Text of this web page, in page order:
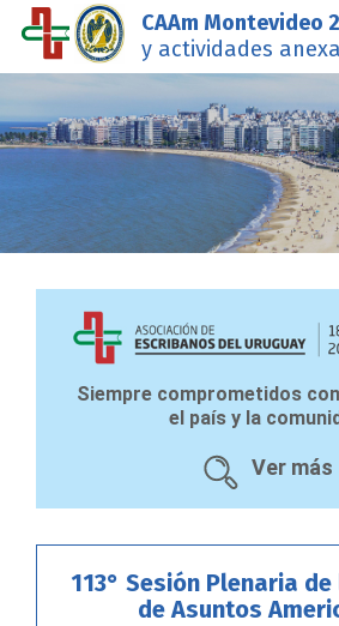
CAAm Montevideo
y actividades
Siempre comprometidos
el país y la
Ver más
113° Sesión Plenaria
de Asuntos